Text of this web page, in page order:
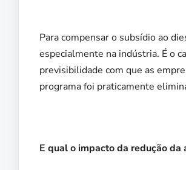
Para compensar o subsídio ao
especialmente na indústria. É o
previsibilidade com que as
programa foi praticamente
E qual o impacto da redução